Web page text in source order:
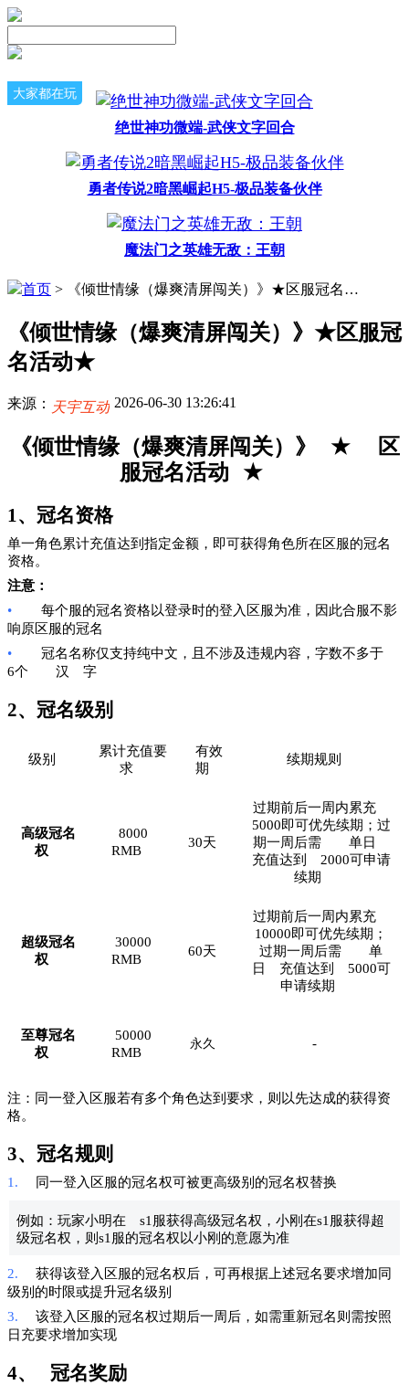
大家都在玩
绝世神功微端-武侠文字回合
勇者传说2暗黑崛起H5-极品装备伙伴
魔法门之英雄无敌：王朝
首页 > 《倾世情缘（爆爽清屏闯关）》★区服冠名活动★
《倾世情缘（爆爽清屏闯关）》★区服冠
名活动★
来源： 天宇互动 2026-06-30 13:26:41
《倾世情缘（爆爽清屏闯关）》 ★
区
服冠名活动
★
1、冠名资格
单一角色累计充值达到指定金额，即可获得角色所在区服的冠名
资格。
注意：
•
每个服的冠名资格以登录时的登入区服为准，因此合服不影
响原区服的冠名
•
冠名名称仅支持纯中文，且不涉及违规内容，字数不多于
6个
汉 字
2、冠名级别
级别
累计充值要
求
有效
期
续期规则
高级冠名
权
8000
RMB
30天
过期前后一周内累充
5000即可优先续期；过
期一周后需
单日
充值达到
2000可申请
续期
超级冠名
权
30000
RMB
60天
过期前后一周内累充
10000即可优先续期；
过期一周后需
单
日
充值达到
5000可
申请续期
至尊冠名
权
50000
RMB
永久 -
注：同一登入区服若有多个角色达到要求，则以先达成的获得资
格。
3、冠名规则
1. 同一登入区服的冠名权可被更高级别的冠名权替换
例如：玩家小明在
s1服获得高级冠名权，小刚在s1服获得超
级冠名权，则s1服的冠名权以小刚的意愿为准
2.
获得该登入区服的冠名权后，可再根据上述冠名要求增加同
级别的时限或提升冠名级别
3.
该登入区服的冠名权过期后一周后，如需重新冠名则需按照
日充要求增加实现
4、 冠名奖励